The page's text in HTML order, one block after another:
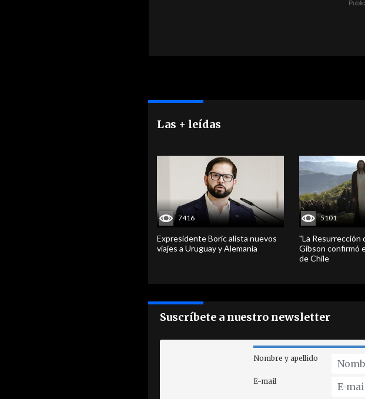
Las + leídas
7416
Expresidente Boric alista nuevos
viajes a Uruguay y Alemania
5101
"La Resurrección
Gibson confirmó
de Chile
Suscríbete a nuestro newsletter
Nombre y apellido
E-mail